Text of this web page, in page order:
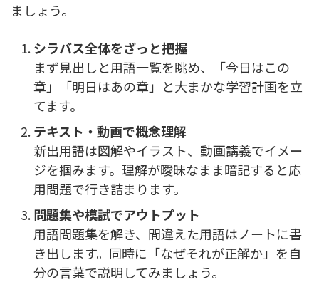
ましょう。
シラバス全体をざっと把握
まず見出しと用語一覧を眺め、「今日はこの
章」「明日はあの章」と大まかな学習計画を立
てます。
テキスト・動画で概念理解
新出用語は図解やイラスト、動画講義でイメー
ジを掴みます。理解が曖昧なまま暗記すると応
用問題で行き詰まります。
問題集や模試でアウトプット
用語問題集を解き、間違えた用語はノートに書
き出します。同時に「なぜそれが正解か」を自
分の言葉で説明してみましょう。